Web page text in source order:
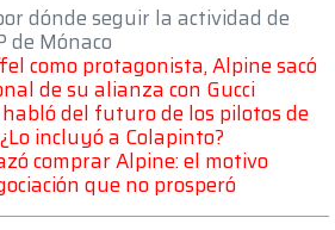
dónde seguir la actividad de
de Mónaco
como protagonista, Alpine sacó
de su alianza con Gucci
habló del futuro de los pilotos de
incluyó a Colapinto?
comprar Alpine: el motivo
que no prosperó